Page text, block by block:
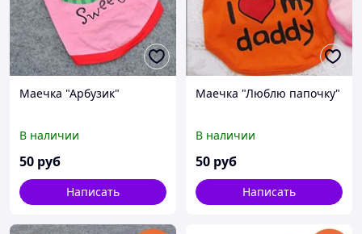
Маечка "Арбузик"
В наличии
50 руб
Написать
Маечка "Люблю папочку"
В наличии
50 руб
Написать